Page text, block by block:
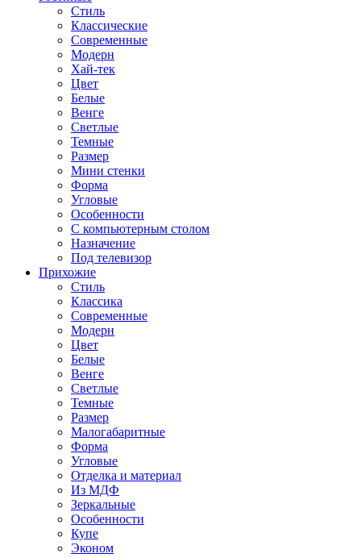
Стиль
Классические
Современные
Модерн
Хай-тек
Цвет
Белые
Венге
Светлые
Темные
Размер
Мини стенки
Форма
Угловые
Особенности
С компьютерным столом
Назначение
Под телевизор
Прихожие
Стиль
Классика
Современные
Модерн
Цвет
Белые
Венге
Светлые
Темные
Размер
Малогабаритные
Форма
Угловые
Отделка и материал
Из МДФ
Зеркальные
Особенности
Купе
Эконом